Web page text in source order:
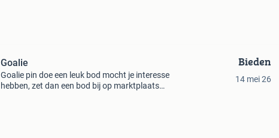
Goalie
Goalie pin doe een leuk bod mocht je interesse
hebben, zet dan een bod bij op marktplaats
Bieden
14 mei 26